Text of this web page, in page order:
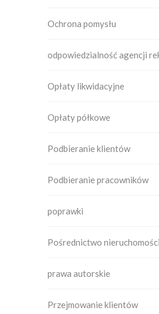
Ochrona pomysłu
odpowiedzialność agencji
Opłaty likwidacyjne
Opłaty półkowe
Podbieranie klientów
Podbieranie pracowników
poprawki
Pośrednictwo nieruchomości
prawa autorskie
Przejmowanie klientów